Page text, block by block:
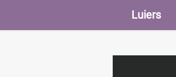
Luiers